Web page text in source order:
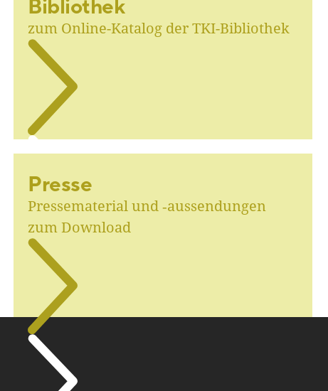
Bibliothek
zum Online-Katalog der TKI-Bibliothek
Presse
Pressematerial und ‑aussendungen
zum Download